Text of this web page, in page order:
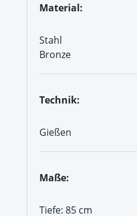
Material:
Stahl
Bronze
Technik:
Gießen
Maße:
Tiefe: 85 cm